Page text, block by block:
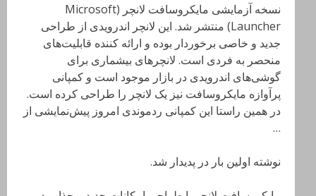
نسخه آزمایشی مایکروسافت لانچر (Microsoft
Launcher) منتشر شد. این لانچر اندرویدی از طراحی
جدید و خاصی برخوردار بوده و ارائه کننده قابلیت‌های
منحصر به فردی است. لانچرهای بیشماری برای
گوشی‌های اندرویدی در بازار موجود است و کمپانی
پرآوازه مایکروسافت نیز یک لانچر را طراحی کرده است.
در همین راستا این کمپانی ردموندی امروز پیش‌نمایشی از
…
نوشته اولین بار در پدیدار شد.